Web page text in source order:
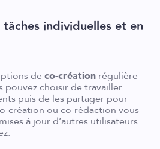
individuelles et en
de co-création régulière
pouvez choisir de travailler
puis de les partager pour
création ou co-rédaction vous
à jour d’autres utilisateurs